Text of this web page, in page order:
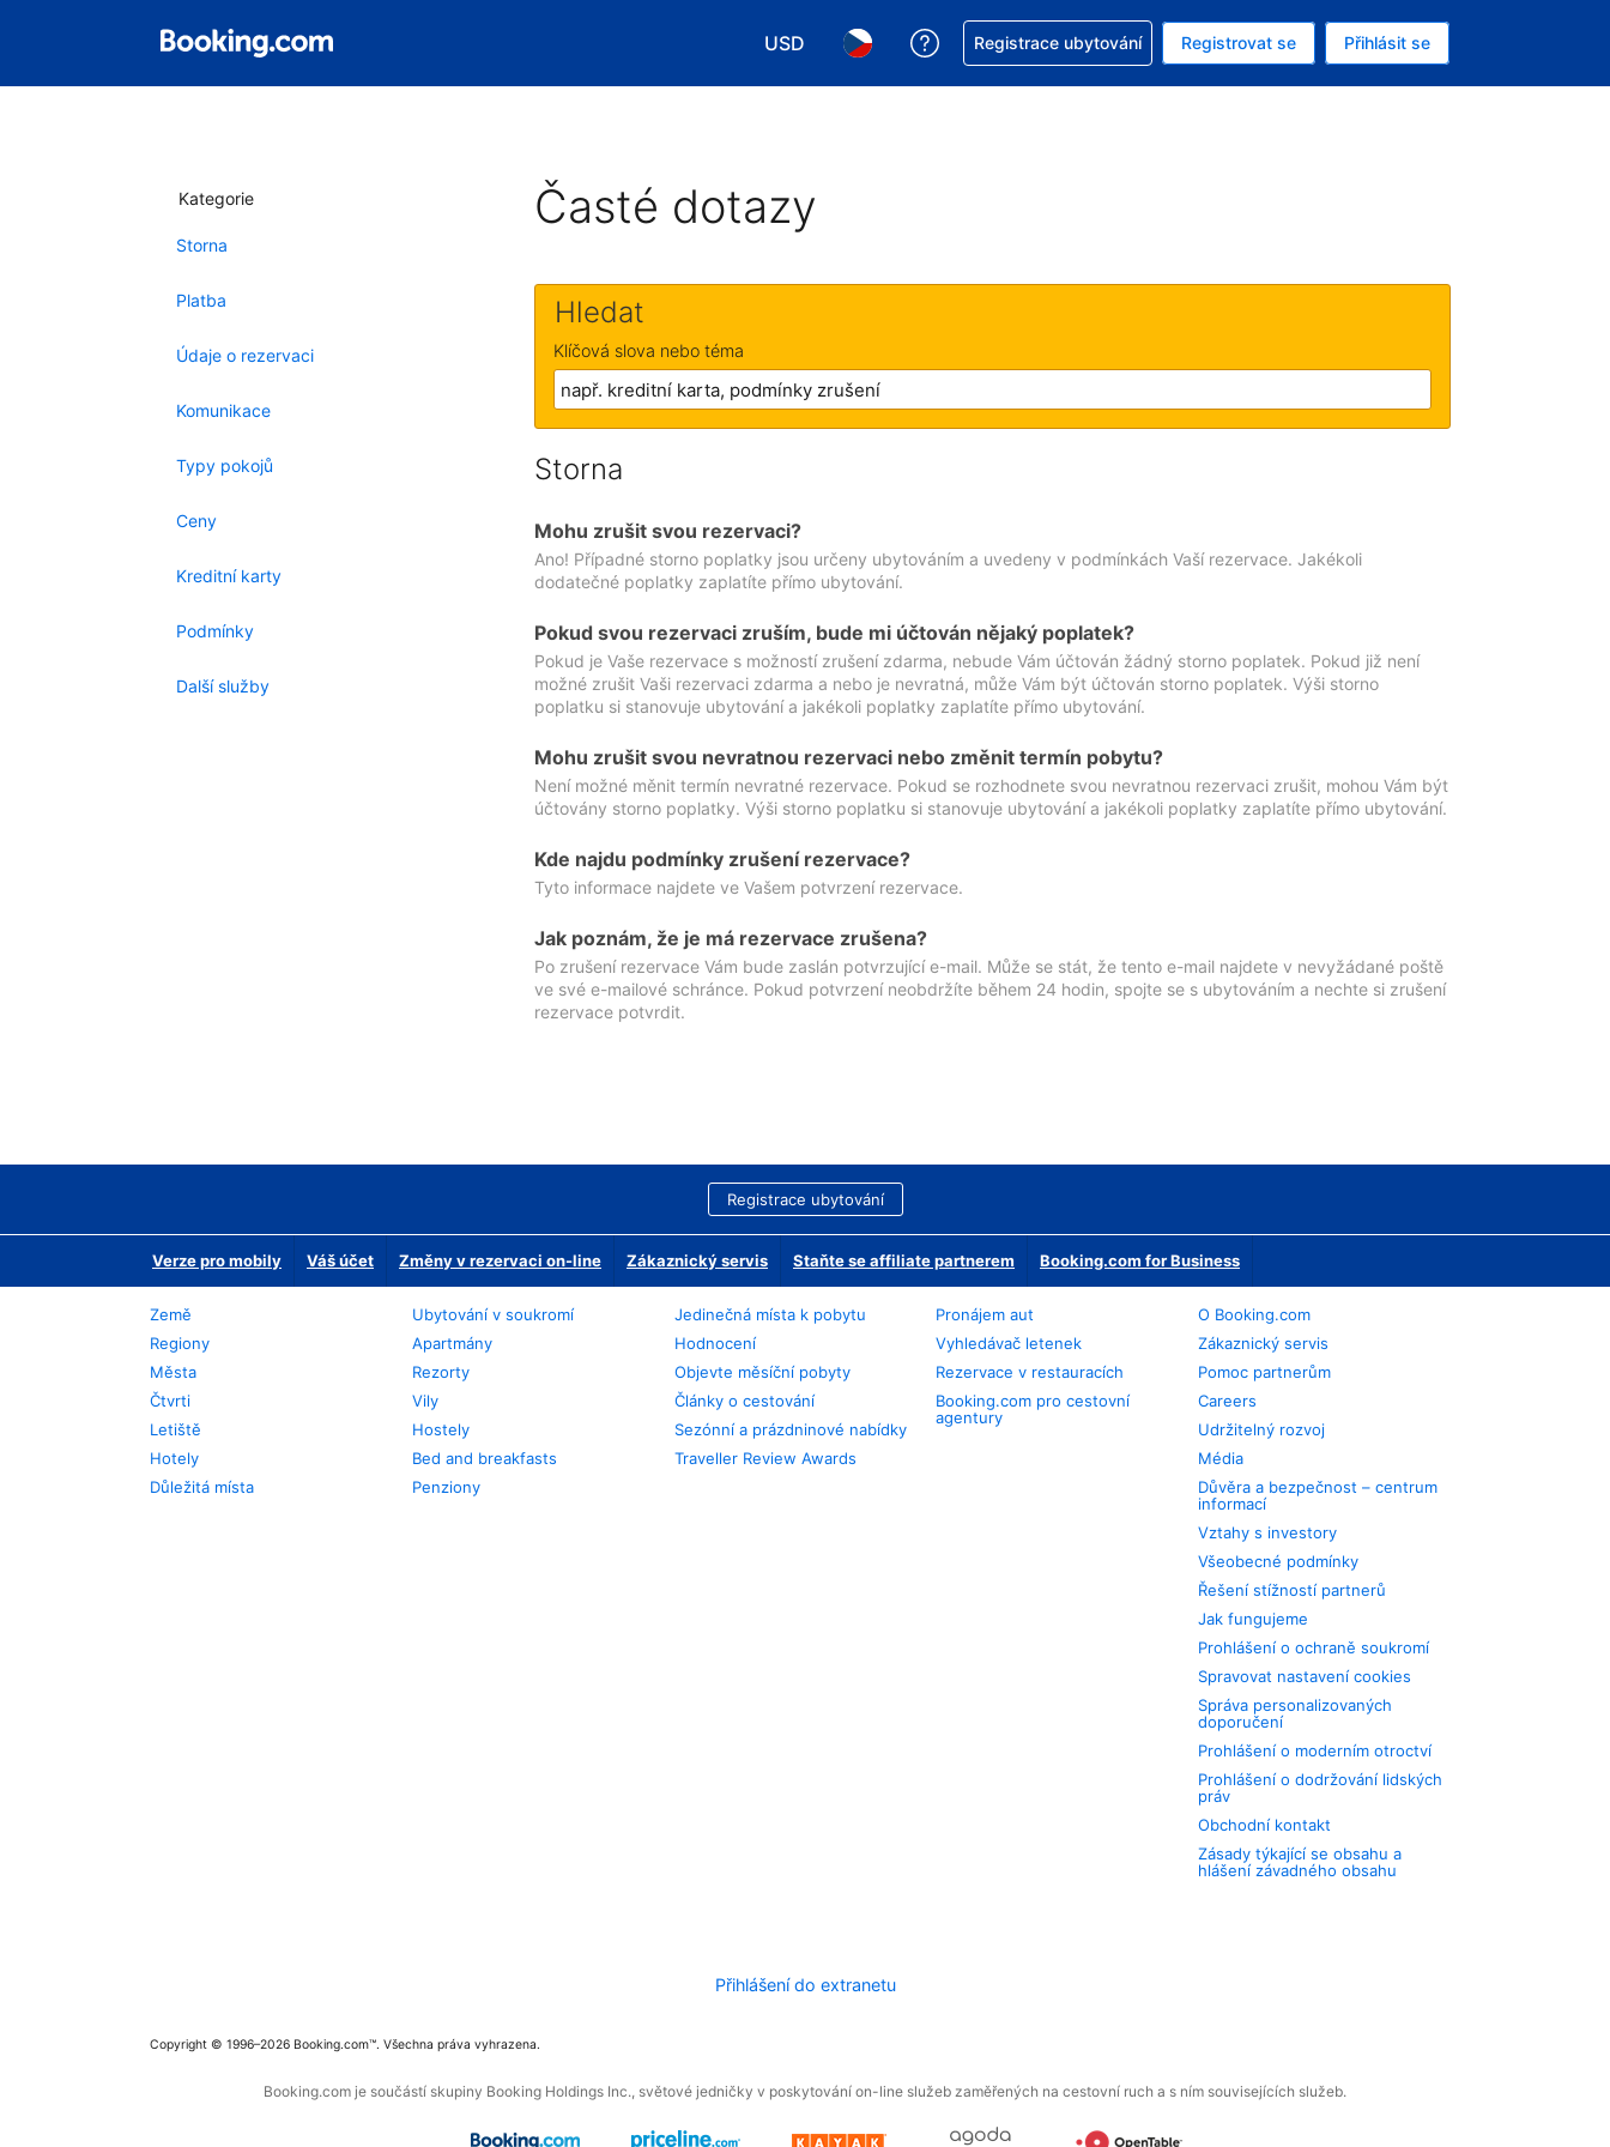
USD
Vyberte si měnu. Aktuálně zvolená měna: Americký dolar
Vyberte si jazyk. Aktuálně zvolený jazyk: V češtině
Asistence s rezervací
Registrace ubytování Registrovat se Přihlásit se
Kategorie
Storna
Platba
Údaje o rezervaci
Komunikace
Typy pokojů
Ceny
Kreditní karty
Podmínky
Další služby
Časté dotazy
Hledat
Klíčová slova nebo téma
Storna
Mohu zrušit svou rezervaci?
Ano! Případné storno poplatky jsou určeny ubytováním a uvedeny v podmínkách Vaší rezervace. Jakékoli
dodatečné poplatky zaplatíte přímo ubytování.
Pokud svou rezervaci zruším, bude mi účtován nějaký poplatek?
Pokud je Vaše rezervace s možností zrušení zdarma, nebude Vám účtován žádný storno poplatek. Pokud již není
možné zrušit Vaši rezervaci zdarma a nebo je nevratná, může Vám být účtován storno poplatek. Výši storno
poplatku si stanovuje ubytování a jakékoli poplatky zaplatíte přímo ubytování.
Mohu zrušit svou nevratnou rezervaci nebo změnit termín pobytu?
Není možné měnit termín nevratné rezervace. Pokud se rozhodnete svou nevratnou rezervaci zrušit, mohou Vám být
účtovány storno poplatky. Výši storno poplatku si stanovuje ubytování a jakékoli poplatky zaplatíte přímo ubytování.
Kde najdu podmínky zrušení rezervace?
Tyto informace najdete ve Vašem potvrzení rezervace.
Jak poznám, že je má rezervace zrušena?
Po zrušení rezervace Vám bude zaslán potvrzující e-mail. Může se stát, že tento e-mail najdete v nevyžádané poště
ve své e-mailové schránce. Pokud potvrzení neobdržíte během 24 hodin, spojte se s ubytováním a nechte si zrušení
rezervace potvrdit.
Registrace ubytování
Verze pro mobily Váš účet Změny v rezervaci on-line Zákaznický servis Staňte se affiliate partnerem Booking.com for Business
Země
Regiony
Města
Čtvrti
Letiště
Hotely
Důležitá místa
Ubytování v soukromí
Apartmány
Rezorty
Vily
Hostely
Bed and breakfasts
Penziony
Jedinečná místa k pobytu
Hodnocení
Objevte měsíční pobyty
Články o cestování
Sezónní a prázdninové nabídky
Traveller Review Awards
Pronájem aut
Vyhledávač letenek
Rezervace v restauracích
Booking.com pro cestovní
agentury
O Booking.com
Zákaznický servis
Pomoc partnerům
Careers
Udržitelný rozvoj
Média
Důvěra a bezpečnost – centrum
informací
Vztahy s investory
Všeobecné podmínky
Řešení stížností partnerů
Jak fungujeme
Prohlášení o ochraně soukromí
Spravovat nastavení cookies
Správa personalizovaných
doporučení
Prohlášení o moderním otroctví
Prohlášení o dodržování lidských
práv
Obchodní kontakt
Zásady týkající se obsahu a
hlášení závadného obsahu
Přihlášení do extranetu
Copyright © 1996–2026 Booking.com™. Všechna práva vyhrazena.
Booking.com je součástí skupiny Booking Holdings Inc., světové jedničky v poskytování on-line služeb zaměřených na cestovní ruch a s ním souvisejících služeb.